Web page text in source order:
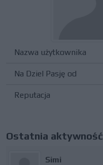
Nazwa użytkownika
Na Dziel Pasję od
Reputacja
Ostatnia aktywność
Simi